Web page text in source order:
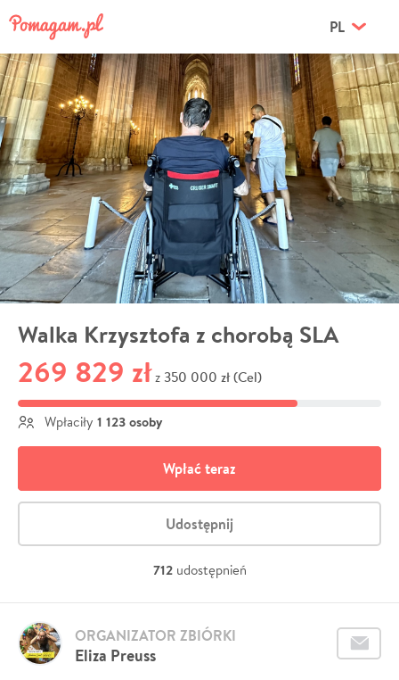
PL
Walka Krzysztofa z chorobą SLA
269 829 zł z 350 000 zł (Cel)
Wpłaciły 1 123 osoby
Wpłać teraz
Udostępnij
712 udostępnień
Eliza Preuss
ORGANIZATOR ZBIÓRKI